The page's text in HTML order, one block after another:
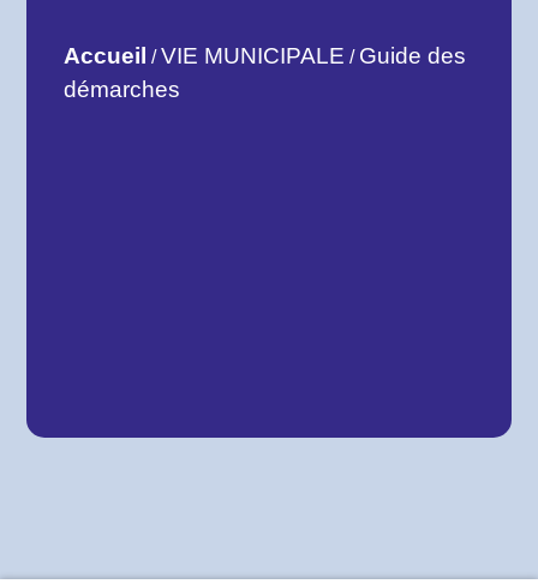
Accueil /VIE MUNICIPALE / Guide des
démarches